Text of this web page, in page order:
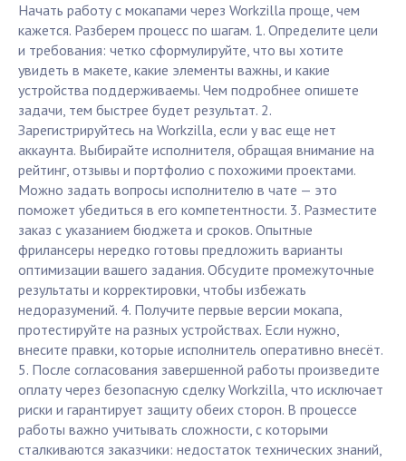
Начать работу с мокапами через Workzilla проще, чем
кажется. Разберем процесс по шагам. 1. Определите цели
и требования: четко сформулируйте, что вы хотите
увидеть в макете, какие элементы важны, и какие
устройства поддерживаемы. Чем подробнее опишете
задачи, тем быстрее будет результат. 2.
Зарегистрируйтесь на Workzilla, если у вас еще нет
аккаунта. Выбирайте исполнителя, обращая внимание на
рейтинг, отзывы и портфолио с похожими проектами.
Можно задать вопросы исполнителю в чате — это
поможет убедиться в его компетентности. 3. Разместите
заказ с указанием бюджета и сроков. Опытные
фрилансеры нередко готовы предложить варианты
оптимизации вашего задания. Обсудите промежуточные
результаты и корректировки, чтобы избежать
недоразумений. 4. Получите первые версии мокапа,
протестируйте на разных устройствах. Если нужно,
внесите правки, которые исполнитель оперативно внесёт.
5. После согласования завершенной работы произведите
оплату через безопасную сделку Workzilla, что исключает
риски и гарантирует защиту обеих сторон. В процессе
работы важно учитывать сложности, с которыми
сталкиваются заказчики: недостаток технических знаний,